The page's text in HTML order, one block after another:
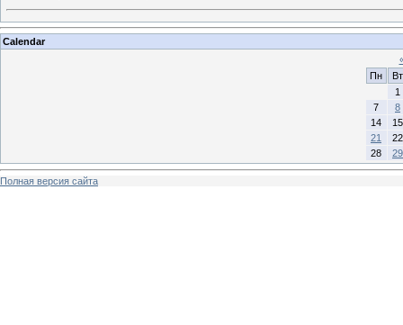
Calendar
Пн
Вт
1
7
8
14
15
21
22
28
29
Полная версия сайта